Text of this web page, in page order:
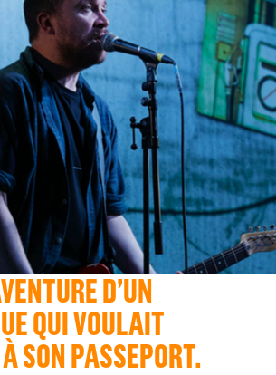
D’UN
QUI VOULAIT
SON PASSEPORT.